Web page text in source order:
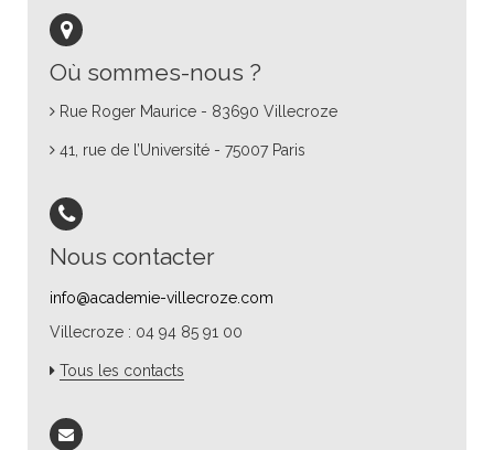
Où sommes-nous ?
Rue Roger Maurice - 83690 Villecroze
41, rue de l’Université - 75007 Paris
Nous contacter
info@academie-villecroze.com
Villecroze : 04 94 85 91 00
Tous les contacts